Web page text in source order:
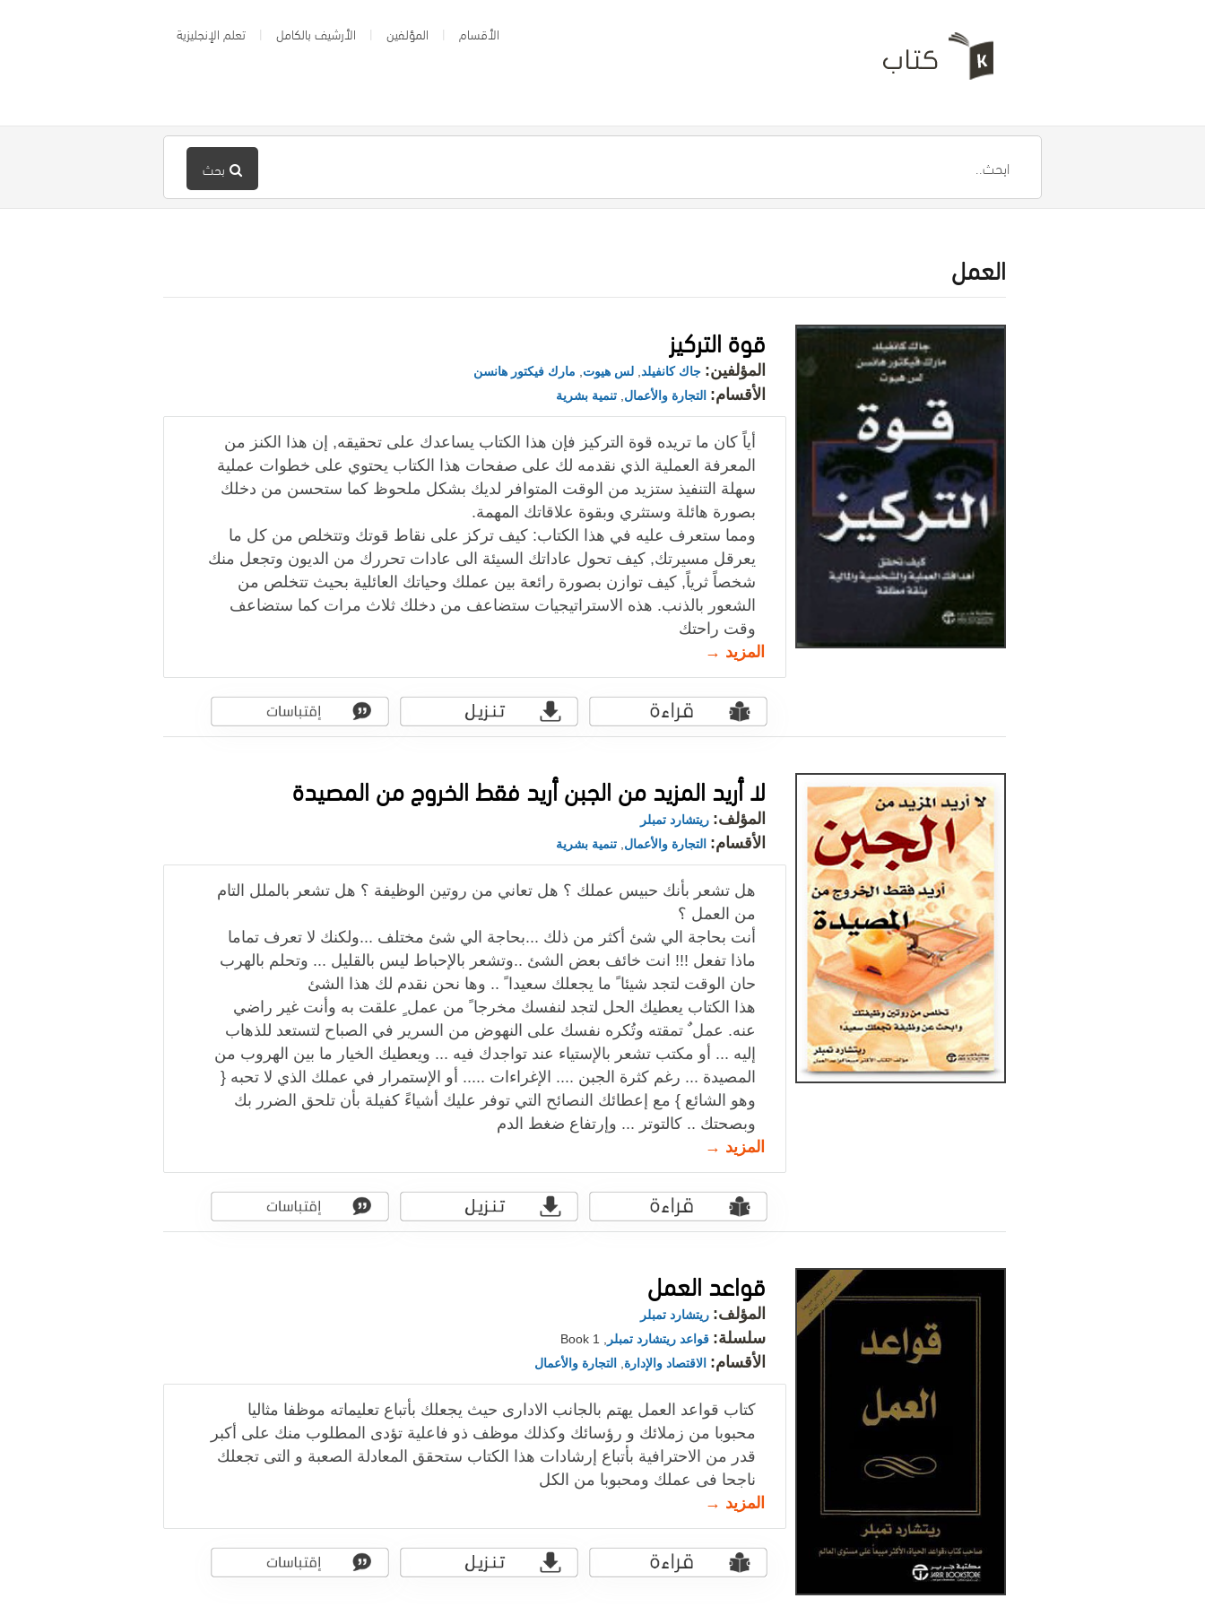
الأقسام المؤلفين الأرشيف بالكامل تعلم الإنجليزية
بحث
العمل
قوة التركيز
المؤلفين: جاك كانفيلد لس هيوت مارك فيكتور هانسن
الأقسام: التجارة والأعمال تنمية بشرية
أياً كان ما تريده قوة التركيز فإن هذا الكتاب يساعدك على تحقيقه, إن هذا الكنز من
المعرفة العملية الذي نقدمه لك على صفحات هذا الكتاب يحتوي على خطوات عملية
سهلة التنفيذ ستزيد من الوقت المتوافر لديك بشكل ملحوظ كما ستحسن من دخلك
بصورة هائلة وستثري وبقوة علاقاتك المهمة.
ومما ستعرف عليه في هذا الكتاب: كيف تركز على نقاط قوتك وتتخلص من كل ما
يعرقل مسيرتك, كيف تحول عاداتك السيئة الى عادات تحررك من الديون وتجعل منك
شخصاً ثرياً, كيف توازن بصورة رائعة بين عملك وحياتك العائلية بحيث تتخلص من
الشعور بالذنب. هذه الاستراتيجيات ستضاعف من دخلك ثلاث مرات كما ستضاعف
وقت راحتك
المزيد →
لا أريد المزيد من الجبن أريد فقط الخروج من المصيدة
المؤلف: ريتشارد تمبلر
الأقسام: التجارة والأعمال تنمية بشرية
هل تشعر بأنك حبيس عملك ؟ هل تعاني من روتين الوظيفة ؟ هل تشعر بالملل التام
من العمل ؟
أنت بحاجة الي شئ أكثر من ذلك ...بحاجة الي شئ مختلف ...ولكنك لا تعرف تماما
ماذا تفعل !!! انت خائف بعض الشئ ..وتشعر بالإحباط ليس بالقليل ... وتحلم بالهرب
حان الوقت لتجد شيئا ً ما يجعلك سعيدا ً .. وها نحن نقدم لك هذا الشئ
هذا الكتاب يعطيك الحل لتجد لنفسك مخرجا ً من عمل ٍ علقت به وأنت غير راضي
عنه. عمل ٌ تمقته وتُكره نفسك على النهوض من السرير في الصباح لتستعد للذهاب
إليه ... أو مكتب تشعر بالإستياء عند تواجدك فيه ... ويعطيك الخيار ما بين الهروب من
المصيدة ... رغم كثرة الجبن .... الإغراءات ..... أو الإستمرار في عملك الذي لا تحبه {
وهو الشائع } مع إعطائك النصائح التي توفر عليك أشياءً كفيلة بأن تلحق الضرر بك
وبصحتك .. كالتوتر ... وإرتفاع ضغط الدم
المزيد →
قواعد العمل
المؤلف: ريتشارد تمبلر
سلسلة: قواعد ريتشارد تمبلر
الأقسام: الاقتصاد والإدارة التجارة والأعمال
كتاب قواعد العمل يهتم بالجانب الادارى حيث يجعلك بأتباع تعليماته موظفا مثاليا
محبوبا من زملائك و رؤسائك وكذلك موظف ذو فاعلية تؤدى المطلوب منك على أكبر
قدر من الاحترافية بأتباع إرشادات هذا الكتاب ستحقق المعادلة الصعبة و التى تجعلك
ناجحا فى عملك ومحبوبا من الكل
المزيد →